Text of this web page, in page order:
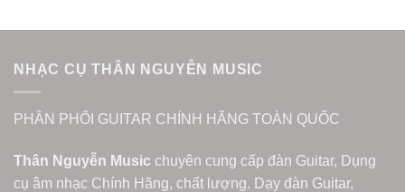
NHẠC CỤ THÂN NGUYỄN MUSIC
PHÂN PHỐI GUITAR CHÍNH HÃNG TOÀN QUỐC
Thân Nguyễn Music chuyên cung cấp đàn Guitar, Dụng
cụ âm nhạc Chính Hãng, chất lượng. Dạy đàn Guitar,